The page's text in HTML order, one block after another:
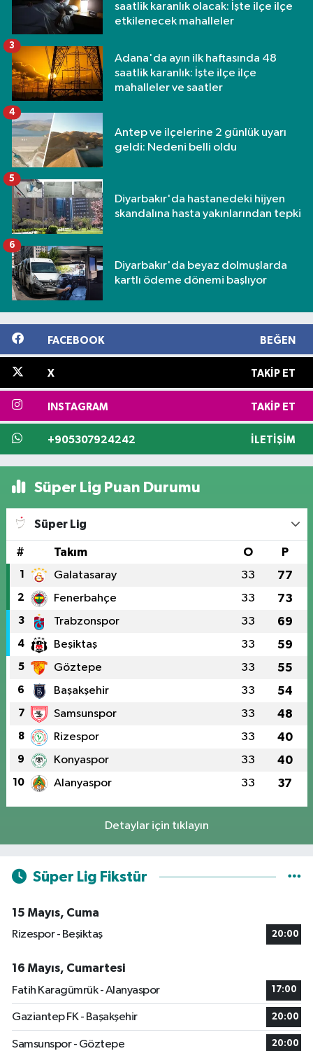
saatlik karanlık olacak: İşte ilçe ilçe
etkilenecek mahalleler
Adana'da ayın ilk haftasında 48
saatlik karanlık: İşte ilçe ilçe
mahalleler ve saatler
3
Antep ve ilçelerine 2 günlük uyarı
geldi: Nedeni belli oldu
4
Diyarbakır'da hastanedeki hijyen
skandalına hasta yakınlarından tepki
5
Diyarbakır'da beyaz dolmuşlarda
kartlı ödeme dönemi başlıyor
6
FACEBOOK BEĞEN
X TAKIP ET
INSTAGRAM TAKIP ET
+905307924242 İLETIŞIM
Süper Lig Puan Durumu
Süper Lig
# Takım O P
1 Galatasaray 33 77
2 Fenerbahçe 33 73
3 Trabzonspor 33 69
4 Beşiktaş 33 59
5 Göztepe 33 55
6 Başakşehir 33 54
7 Samsunspor 33 48
8 Rizespor 33 40
9 Konyaspor 33 40
10 Alanyaspor 33 37
Detaylar için tıklayın
Süper Lig Fikstür
15 Mayıs, Cuma
Rizespor - Beşiktaş
20:00
16 Mayıs, Cumartesi
Fatih Karagümrük - Alanyaspor
17:00
Gaziantep FK - Başakşehir 20:00
Samsunspor - Göztepe 20:00